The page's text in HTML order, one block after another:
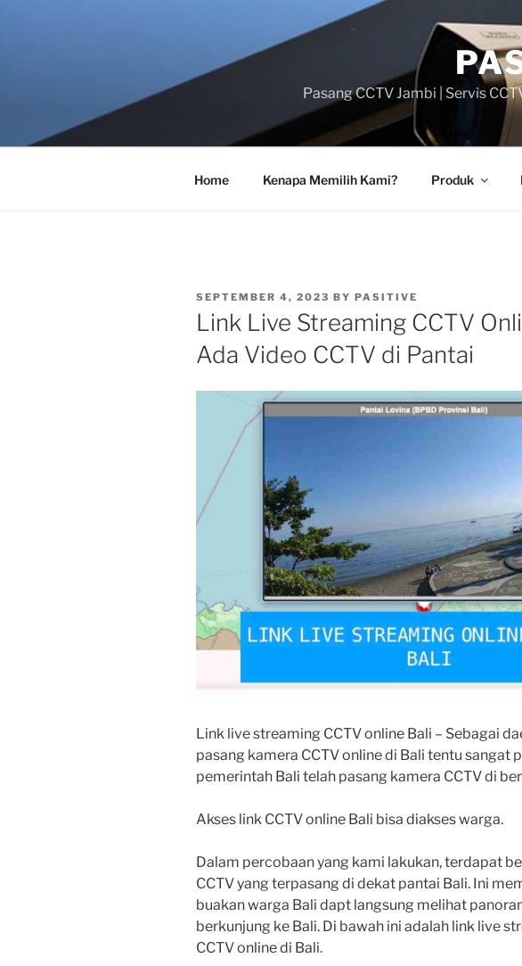
Pasang CCTV Jambi | Servis
Home Kenapa Memilih Kami? Produk
POSTED
ON
SEPTEMBER 4, 2023 BY PASITIVE
Link Live Streaming CCTV
Ada Video CCTV di Pantai
Link live streaming CCTV online Bali – Sebagai
pasang kamera CCTV online di Bali tentu sangat
pemerintah Bali telah pasang kamera CCTV di
Akses link CCTV online Bali bisa diakses warga.
Dalam percobaan yang kami lakukan, terdapat
CCTV yang terpasang di dekat pantai Bali. Ini
buakan warga Bali dapt langsung melihat
berkunjung ke Bali. Di bawah ini adalah link live
CCTV online di Bali.